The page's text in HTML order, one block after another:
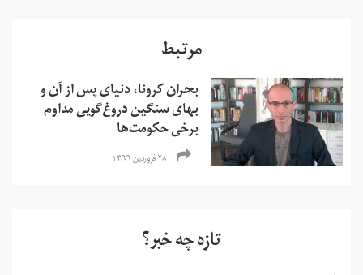
مرتبط
بحران کرونا، دنیای پس از آن و
بهای سنگین دروغ‌گویی مداوم
برخی حکومت‌‌ها
۲۸ فروردین ۱۳۹۹
تازه چه خبر؟